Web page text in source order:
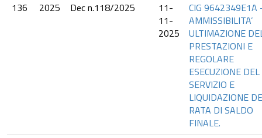
136
2025 Dec n.118/2025
11-
11-
2025
CIG 9642349E1A
AMMISSIBILITA’
ULTIMAZIONE
PRESTAZIONI E
REGOLARE
ESECUZIONE DEL
SERVIZIO E
LIQUIDAZIONE
RATA DI SALDO
FINALE.